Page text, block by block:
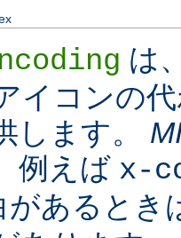
は
イコンの
します。
例えば x-
があるとき